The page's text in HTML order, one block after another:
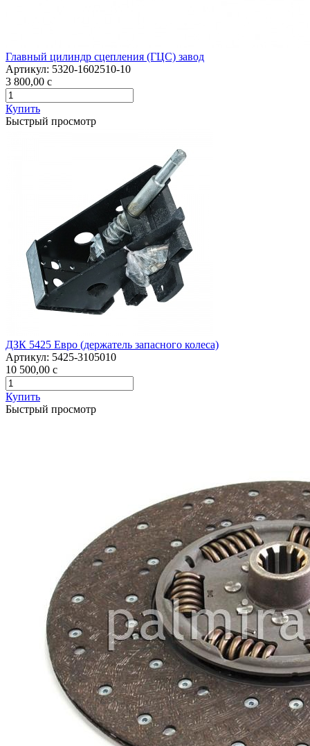
Главный цилиндр сцепления (ГЦС) завод
Артикул: 5320-1602510-10
3 800,00 c
Купить
Быстрый просмотр
ДЗК 5425 Евро (держатель запасного колеса)
Артикул: 5425-3105010
10 500,00 c
Купить
Быстрый просмотр